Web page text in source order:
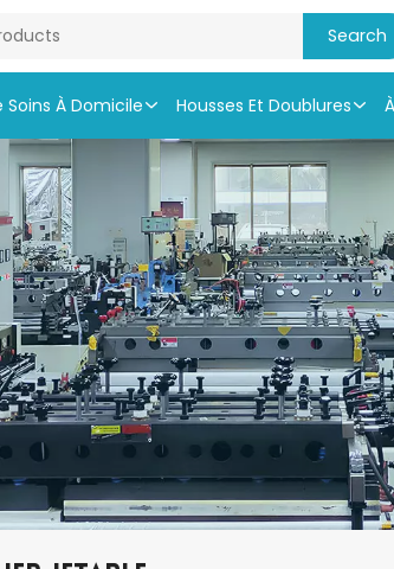
Soins À Domicile Housses Et Doublures